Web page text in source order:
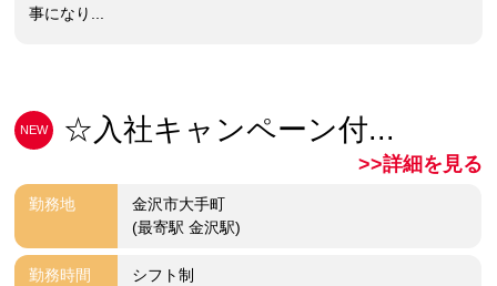
事になり...
NEW ☆入社キャンペーン付...
>>詳細を見る
勤務地
金沢市大手町
(最寄駅 金沢駅)
勤務時間
シフト制